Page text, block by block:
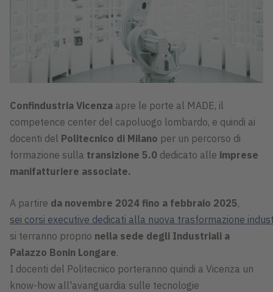
Confindustria Vicenza apre le porte al MADE, il
competence center del capoluogo lombardo, e quindi ai
docenti del Politecnico di Milano per un percorso di
formazione sulla transizione 5.0 dedicato alle imprese
manifatturiere associate.
A partire da novembre 2024 fino a febbraio 2025,
sei corsi executive dedicati alla nuova trasformazione
si terranno proprio nella sede degli Industriali a
Palazzo Bonin Longare.
I docenti del Politecnico porteranno quindi a Vicenza un
know-how all'avanguardia sulle tecnologie